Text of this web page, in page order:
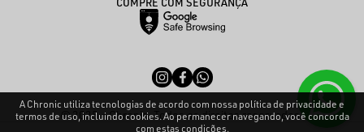
© 2025 - Chronic. Todos os direitos reservados.
A Chronic utiliza tecnologias de acordo com nossa política de privacidade e
termos de uso, incluindo cookies. Ao permanecer navegando, você concorda
com estas condições.